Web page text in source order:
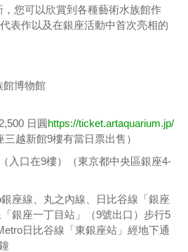
您可以欣賞到各種藝術水族館作
表作以及在銀座活動中首次亮相的
館博物館
日圓https://ticket.artaquarium.jp/
越新館9樓有當日票出售）
入口在9樓）（東京都中央區銀座4-
座線、丸之內線、日比谷線「銀座
銀座一丁目站」（9號出口）步行5
日比谷線「東銀座站」經地下通